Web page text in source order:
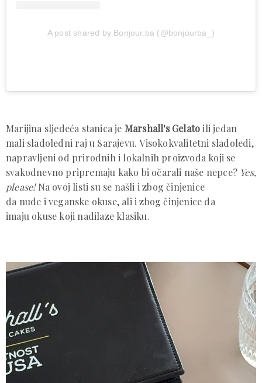
A post shared by Bonjour.ba (@bonjourba_)
Marijina sljedeća stanica je Marshall's Gelatoili jedan
mali sladoledni raj u Sarajevu. Visokokvalitetni sladoledi,
napravljeni od prirodnih i lokalnih proizvoda koji se
svakodnevno pripremaju kako bi očarali naše nepce? Yes,
please!Na ovoj listi su se našli i zbog činjenice
da nude i veganske okuse, ali i zbog činjenice da
imaju okuse koji nadilaze klasiku.